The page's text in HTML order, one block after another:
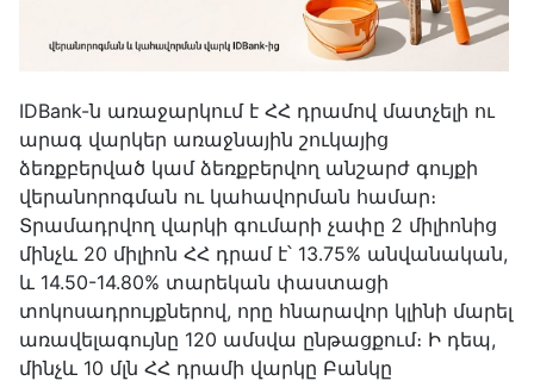
IDBank-ն առաջարկում է ՀՀ դրամով մատչելի ու
արագ վարկեր առաջնային շուկայից
ձեռքբերված կամ ձեռքբերվող անշարժ գույքի
վերանորոգման ու կահավորման համար։
Տրամադրվող վարկի գումարի չափը 2 միլիոնից
մինչև 20 միլիոն ՀՀ դրամ է՝ 13․75% անվանական,
և 14.50-14.80% տարեկան փաստացի
տոկոսադրույքներով, որը հնարավոր կլինի մարել
առավելագույնը 120 ամսվա ընթացքում։ Ի դեպ,
մինչև 10 մլն ՀՀ դրամի վարկը Բանկը